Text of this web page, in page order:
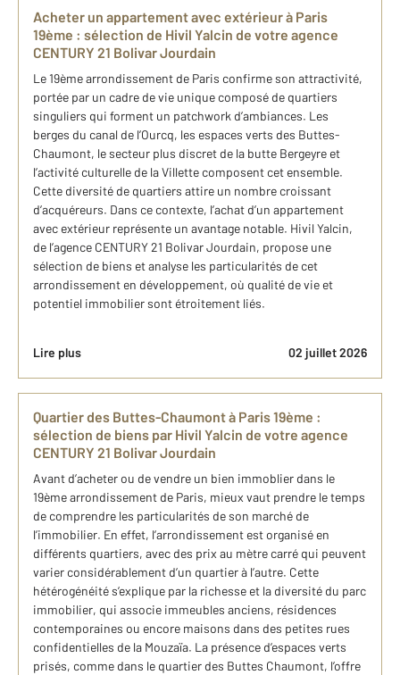
Ach​eter un appartement avec extérieur à Paris
19ème : sélection de Hivil Yalcin de votre agence
CENTURY 21 Bolivar Jourdain
Le 19ème arrondissement de Paris confirme son attractivité,
portée par un cadre de vie unique composé de quartiers
singuliers qui forment un patchwork d’ambiances. Les
berges du canal de l’Ourcq, les espaces verts des Buttes-
Chaumont, le secteur plus discret de la butte Bergeyre et
l’activité culturelle de la Villette composent cet ensemble.
Cette diversité de quartiers attire un nombre croissant
d’acquéreurs. Dans ce contexte, l’achat d’un appartement
avec extérieur représente un avantage notable. Hivil Yalcin,
de l’agence CENTURY 21 Bolivar Jourdain, propose une
sélection de biens et analyse les particularités de cet
arrondissement en développement, où qualité de vie et
potentiel immobilier sont étroitement liés.
Lire plus 02 juillet 2026
Quartier des Buttes-Chaumont à Paris 19ème :
sélection de biens par Hivil Yalcin de votre agence
CENTURY 21 Bolivar Jourdain
Avant d’acheter ou de vendre un bien immoblier dans le
19ème arrondissement de Paris, mieux vaut prendre le temps
de comprendre les particularités de son marché de
l’immobilier. En effet, l’arrondissement est organisé en
différents quartiers, avec des prix au mètre carré qui peuvent
varier considérablement d’un quartier à l’autre. Cette
hétérogénéité s’explique par la richesse et la diversité du parc
immobilier, qui associe immeubles anciens, résidences
contemporaines ou encore maisons dans des petites rues
confidentielles de la Mouzaïa. La présence d’espaces verts
prisés, comme dans le quartier des Buttes Chaumont, l’offre